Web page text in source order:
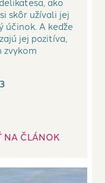
skôr užívali jej
účinok. A keďže
jej pozitíva,
zvykom
NA ČLÁNOK